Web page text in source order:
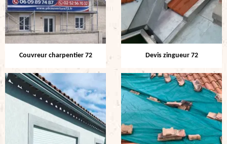
Couvreur charpentier 72 Devis zingueur 72